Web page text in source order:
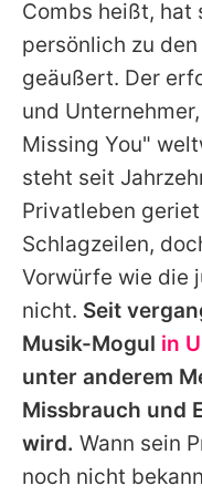
Combs heißt, hat
persönlich zu
geäußert. Der
und
Missing You"
steht seit
Privatleben
Schlagzeilen,
Vorwürfe wie die
nicht. Seit
Musik-Mogul in
unter anderem
Missbrauch und
wird. Wann sein
noch nicht